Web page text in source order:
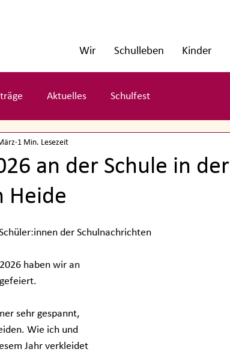
Wir Schulleben Kinder
Aktuelles Schulfest
an der Schule in der
Heide
1 Min. Lesezeit
der Schulnachrichten
haben wir an
sehr gespannt,
Wie ich und
Jahr verkleidet